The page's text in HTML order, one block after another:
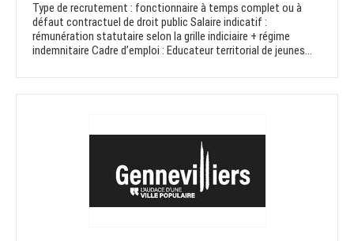
Type de recrutement : fonctionnaire à temps complet ou à
défaut contractuel de droit public Salaire indicatif :
rémunération statutaire selon la grille indiciaire + régime
indemnitaire Cadre d’emploi : Educateur territorial de jeunes...